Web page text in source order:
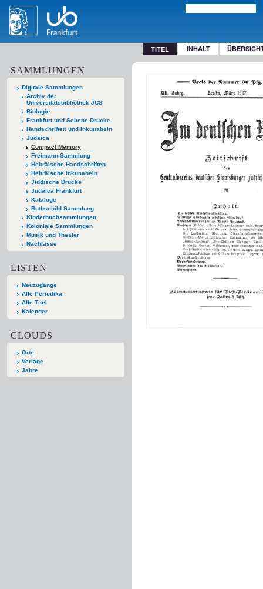
TITEL INHALT
SAMMLUNGEN
Digitale Sammlungen
Archiv der
Universitätsbibliothek JCS
Biologie
Frankfurt und Seltene Drucke
Handschriften und Inkunabeln
Judaica
Compact Memory
Freimann-Sammlung
Hebräische Handschriften
Hebräische Inkunabeln
Jiddische Drucke
Judaica Frankfurt
Kataloge
Rothschild-Sammlung
Kinderbuchsammlungen
Koloniale Sammlungen
Musik und Theater
Nachlässe
LISTEN
Neuzugänge
Alle Periodika
Alle Titel
Kalender
CLOUDS
Orte
Verlage
Jahre